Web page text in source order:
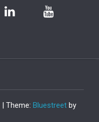
| Theme: Bluestreetby